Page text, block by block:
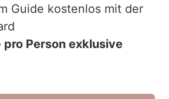
Guide kostenlos mit der
Person exklusive